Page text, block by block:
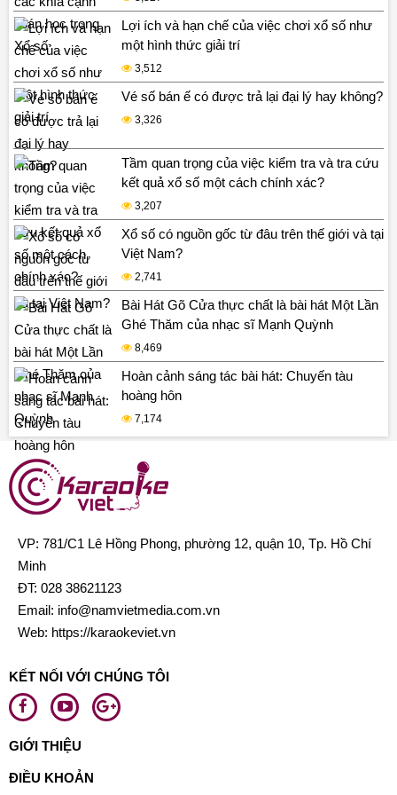
Lợi ích và hạn chế của việc chơi xổ số như
một hình thức giải trí
3,512
Vé số bán ế có được trả lại đại lý hay không?
3,326
Tầm quan trọng của việc kiểm tra và tra cứu
kết quả xổ số một cách chính xác?
3,207
Xổ số có nguồn gốc từ đâu trên thế giới và tại
Việt Nam?
2,741
Bài Hát Gõ Cửa thực chất là bài hát Một Lần
Ghé Thăm của nhạc sĩ Mạnh Quỳnh
8,469
Hoàn cảnh sáng tác bài hát: Chuyến tàu
hoàng hôn
7,174
VP: 781/C1 Lê Hồng Phong, phường 12, quận 10, Tp. Hồ Chí
Minh
ĐT: 028 38621123
Email: info@namvietmedia.com.vn
Web: https://karaokeviet.vn
KẾT NỐI VỚI CHÚNG TÔI
GIỚI THIỆU
ĐIỀU KHOẢN